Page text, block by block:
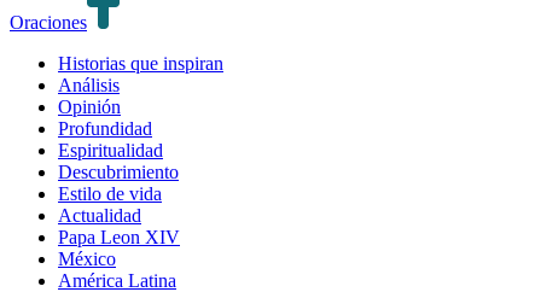
Oraciones
Historias que inspiran
Análisis
Opinión
Profundidad
Espiritualidad
Descubrimiento
Estilo de vida
Actualidad
Papa Leon XIV
México
América Latina